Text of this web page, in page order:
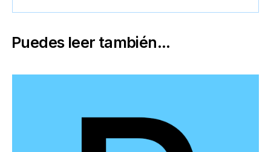
Puedes leer también...